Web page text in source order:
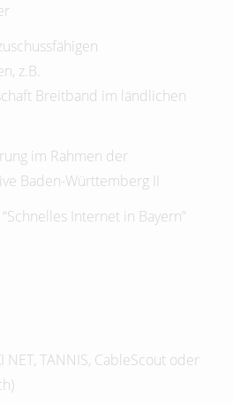
z.B.
Breitband im ländlichen
im Rahmen der
Baden-Württemberg II
Internet in Bayern”
NET, TANNIS, CableScout oder